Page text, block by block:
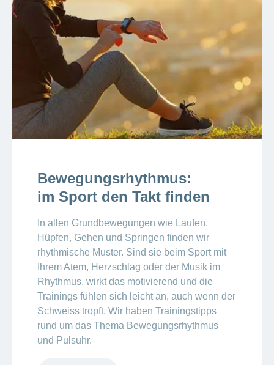
Bewegungsrhythmus:
im Sport den Takt finden
In allen Grundbewegungen wie Laufen,
Hüpfen, Gehen und Springen finden wir
rhythmische Muster. Sind sie beim Sport mit
Ihrem Atem, Herzschlag oder der Musik im
Rhythmus, wirkt das motivierend und die
Trainings fühlen sich leicht an, auch wenn der
Schweiss tropft. Wir haben Trainingstipps
rund um das Thema Bewegungsrhythmus
und Pulsuhr.